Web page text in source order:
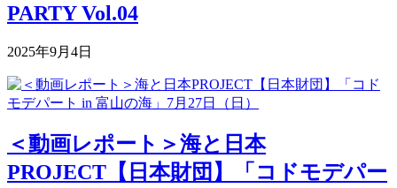
PARTY Vol.04
2025年9月4日
＜動画レポート＞海と日本
PROJECT【日本財団】「コドモデパー